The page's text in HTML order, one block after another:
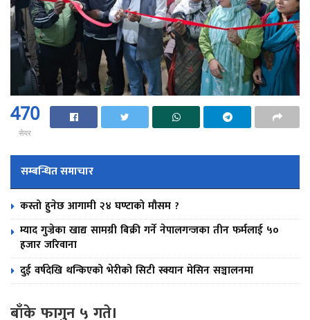
470
सेयर
सम्बन्धित समाचार
कस्तो हुनेछ आगामी २४ घण्टाको मौसम ?
म्याद गुज्रेका खाद्य सामग्री बिक्री गर्ने नेपालगन्जका तीन फर्मलाई ५०
हजार जरिवाना
दुई वर्षदेखि थन्किएको भेरीको सिटी स्क्यान मेसिन सञ्चालनमा
बाँके फागुन ५ गते।